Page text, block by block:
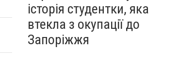
історія студентки, яка
втекла з окупації до
Запоріжжя